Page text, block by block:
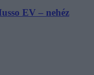
EV – nehéz